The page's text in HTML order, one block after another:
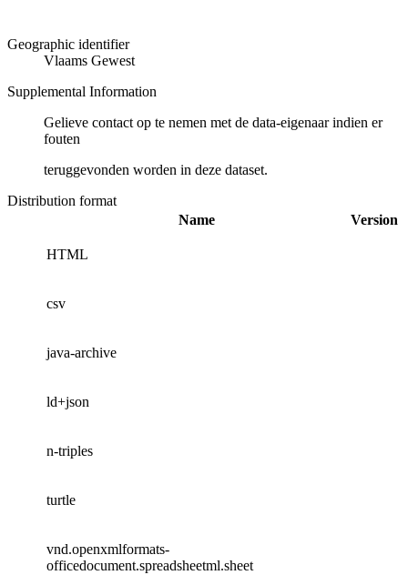
Geographic identifier
Vlaams Gewest
Supplemental Information
Gelieve contact op te nemen met de data-eigenaar indien er
fouten
teruggevonden worden in deze dataset.
Distribution format
Name
Version
HTML
csv
java-archive
ld+json
n-triples
turtle
vnd.openxmlformats-
officedocument.spreadsheetml.sheet